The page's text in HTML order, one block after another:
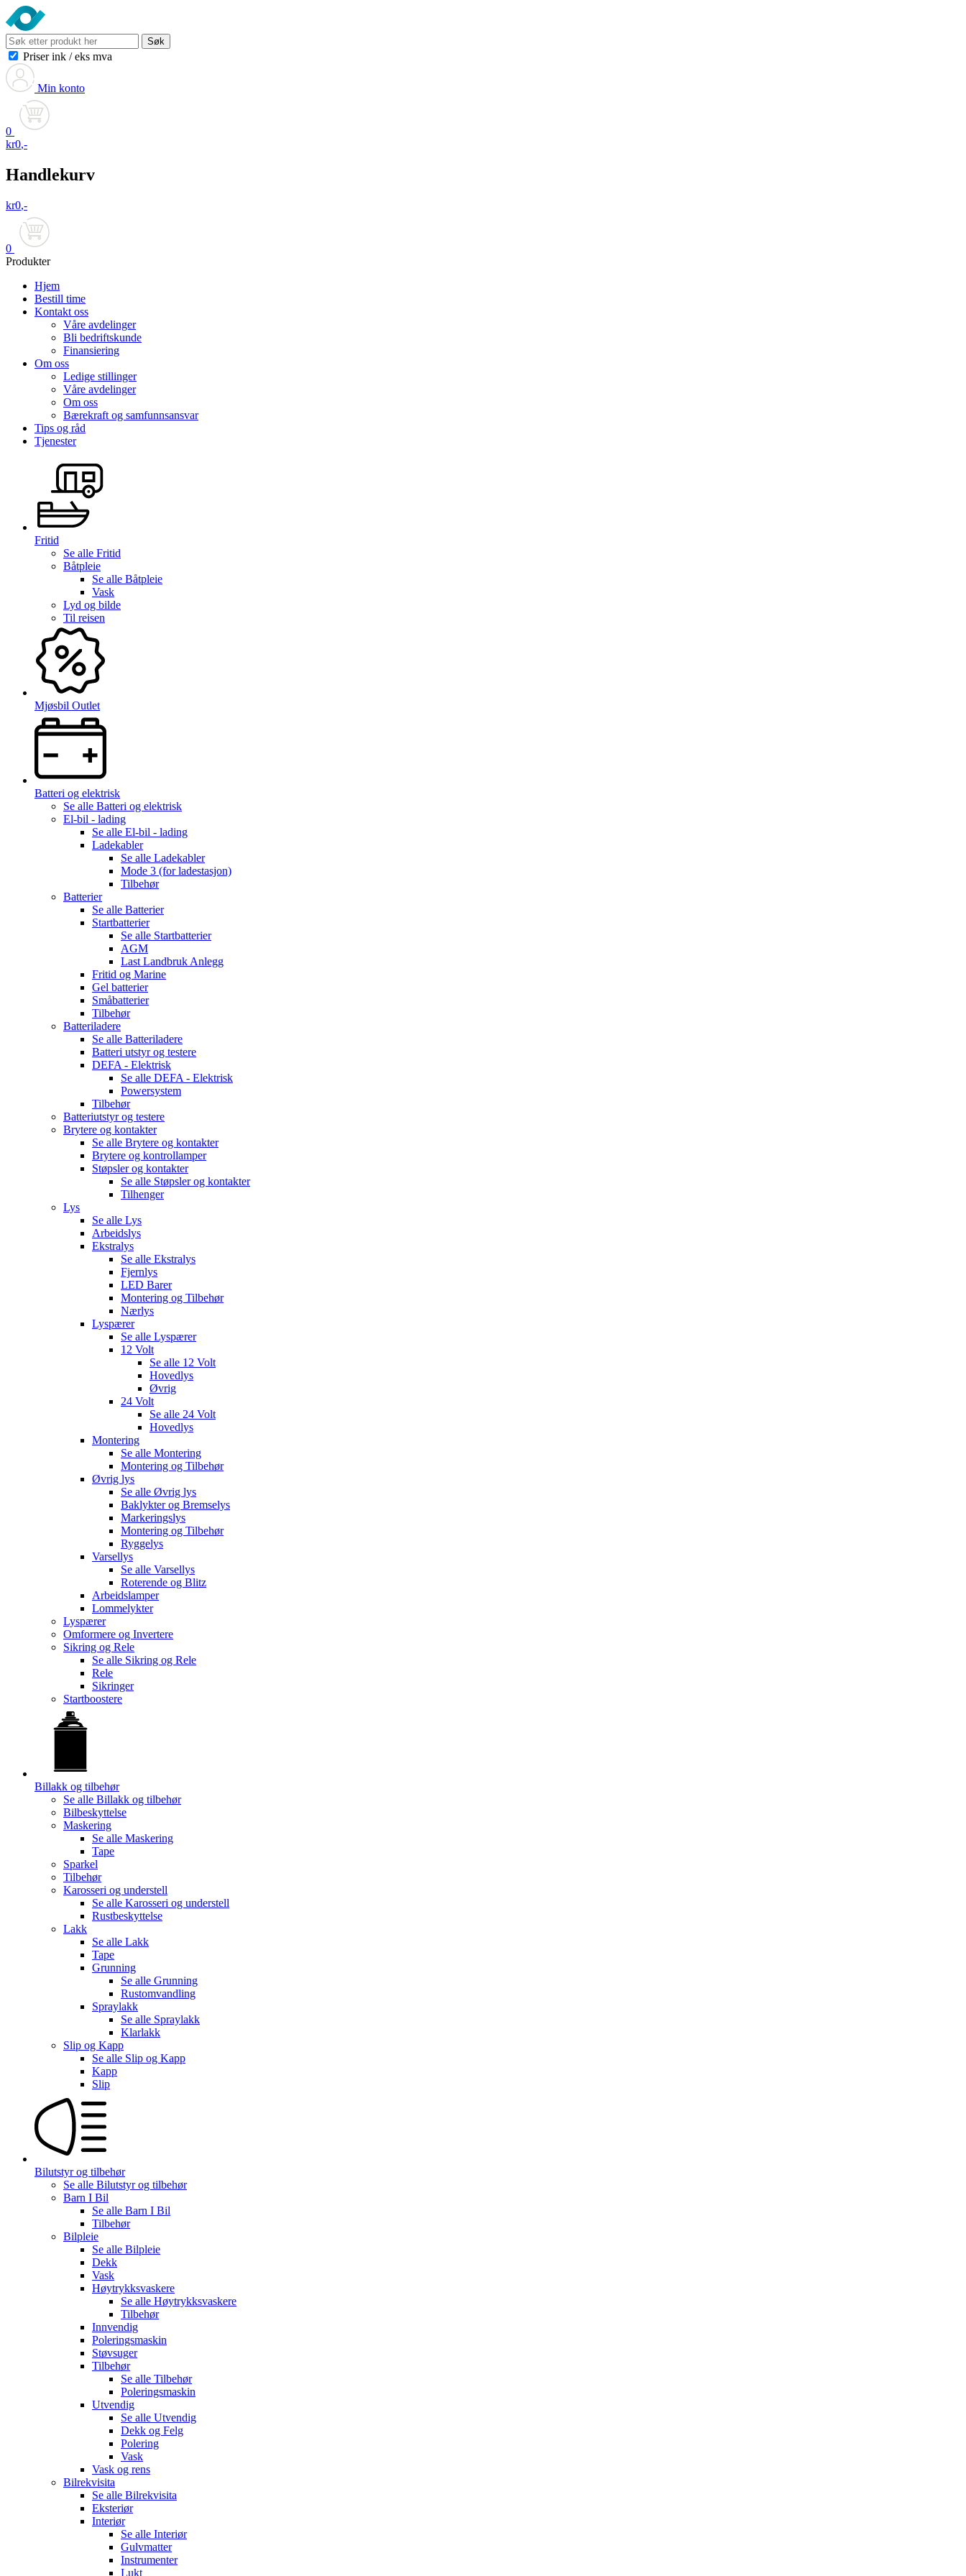
Søk
Priser ink / eks mva
Min konto
0
kr0,-
Handlekurv
kr0,-
0
Produkter
Hjem
Bestill time
Kontakt oss
Våre avdelinger
Bli bedriftskunde
Finansiering
Om oss
Ledige stillinger
Våre avdelinger
Om oss
Bærekraft og samfunnsansvar
Tips og råd
Tjenester
Fritid
Se alle Fritid
Båtpleie
Se alle Båtpleie
Vask
Lyd og bilde
Til reisen
Mjøsbil Outlet
Batteri og elektrisk
Se alle Batteri og elektrisk
El-bil - lading
Se alle El-bil - lading
Ladekabler
Se alle Ladekabler
Mode 3 (for ladestasjon)
Tilbehør
Batterier
Se alle Batterier
Startbatterier
Se alle Startbatterier
AGM
Last Landbruk Anlegg
Fritid og Marine
Gel batterier
Småbatterier
Tilbehør
Batteriladere
Se alle Batteriladere
Batteri utstyr og testere
DEFA - Elektrisk
Se alle DEFA - Elektrisk
Powersystem
Tilbehør
Batteriutstyr og testere
Brytere og kontakter
Se alle Brytere og kontakter
Brytere og kontrollamper
Støpsler og kontakter
Se alle Støpsler og kontakter
Tilhenger
Lys
Se alle Lys
Arbeidslys
Ekstralys
Se alle Ekstralys
Fjernlys
LED Barer
Montering og Tilbehør
Nærlys
Lyspærer
Se alle Lyspærer
12 Volt
Se alle 12 Volt
Hovedlys
Øvrig
24 Volt
Se alle 24 Volt
Hovedlys
Montering
Se alle Montering
Montering og Tilbehør
Øvrig lys
Se alle Øvrig lys
Baklykter og Bremselys
Markeringslys
Montering og Tilbehør
Ryggelys
Varsellys
Se alle Varsellys
Roterende og Blitz
Arbeidslamper
Lommelykter
Lyspærer
Omformere og Invertere
Sikring og Rele
Se alle Sikring og Rele
Rele
Sikringer
Startboostere
Billakk og tilbehør
Se alle Billakk og tilbehør
Bilbeskyttelse
Maskering
Se alle Maskering
Tape
Sparkel
Tilbehør
Karosseri og understell
Se alle Karosseri og understell
Rustbeskyttelse
Lakk
Se alle Lakk
Tape
Grunning
Se alle Grunning
Rustomvandling
Spraylakk
Se alle Spraylakk
Klarlakk
Slip og Kapp
Se alle Slip og Kapp
Kapp
Slip
Bilutstyr og tilbehør
Se alle Bilutstyr og tilbehør
Barn I Bil
Se alle Barn I Bil
Tilbehør
Bilpleie
Se alle Bilpleie
Dekk
Vask
Høytrykksvaskere
Se alle Høytrykksvaskere
Tilbehør
Innvendig
Poleringsmaskin
Støvsuger
Tilbehør
Se alle Tilbehør
Poleringsmaskin
Utvendig
Se alle Utvendig
Dekk og Felg
Polering
Vask
Vask og rens
Bilrekvisita
Se alle Bilrekvisita
Eksteriør
Interiør
Se alle Interiør
Gulvmatter
Instrumenter
Lukt